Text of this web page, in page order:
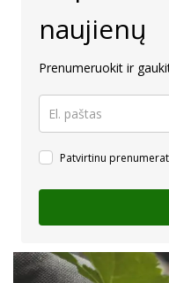
naujienų
Prenumeruokit ir
Patvirtinu